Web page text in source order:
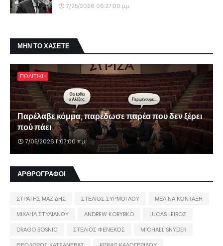
7/25/2026 06:27:00 μ.μ.
ΜΗΝ ΤΟ ΧΑΣΕΤΕ
ΠΟΛΙΤΙΚΗ
Παρέλαβε κόμμα, παρέδωσε παρέα που δεν ξέρει
πού πάει
7/05/2026 11:07:00 π.μ.
ΑΡΘΡΟΓΡΑΦΟΙ
ΣΤΡΑΤΗΣ ΜΑΖΙΔΗΣ ΣΤΕΛΙΟΣ ΣΥΡΜΟΓΛΟΥ
ΜΕΛΙΝΑ ΚΟΝΤΑΞΗ
ΜΙΧΑΗΛ ΣΤΥΛΙΑΝΟΥ
ANDREW KORYBKO
LUCAS LEIROZ
DRAGO BOSNIC
ΣΤΕΛΙΟΣ ΦΕΝΕΚΟΣ
MICHAEL SNYDER